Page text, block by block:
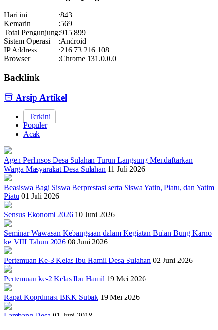
Hari ini :843
Kemarin
:569
Total Pengunjung:915.899
Sistem Operasi
:Android
IP Address
:216.73.216.108
Browser
:Chrome 131.0.0.0
Backlink
Arsip Artikel
Terkini
Populer
Acak
Agen Perlinsos Desa Sulahan Turun Langsung Mendaftarkan
Warga Masyarakat Desa Sulahan 11 Juli 2026
Beasiswa Bagi Siswa Berprestasi serta Siswa Yatin, Piatu, dan Yatim
Piatu 01 Juli 2026
Sensus Ekonomi 2026 10 Juni 2026
Seminar Wawasan Kebangsaan dalam Kegiatan Bulan Bung Karno
ke-VIII Tahun 2026 08 Juni 2026
Pertemuan Ke-3 Kelas Ibu Hamil Desa Sulahan 02 Juni 2026
Pertemuan ke-2 Kelas Ibu Hamil 19 Mei 2026
Rapat Koprdinasi BKK Subak 19 Mei 2026
Lambang Desa 01 Juni 2018